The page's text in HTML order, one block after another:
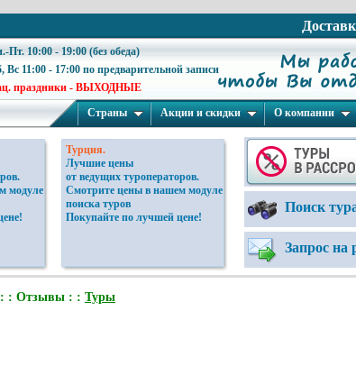
Пт. 10:00 - 19:00 (без обеда)
Вс 11:00 - 17:00 по предварительной записи
праздники - ВЫХОДНЫЕ
Страны Акции и скидки О компании
модуле
Турция.
Лучшие цены
от ведущих туроператоров.
Смотрите цены в нашем модуле
поиска туров
Покупайте по лучшей цене!
Поиск
Запрос на
: : Отзывы : : Туры